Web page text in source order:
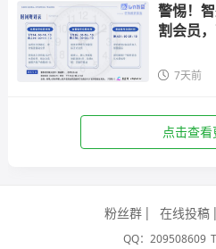
警惕！
割会员
7天前
点击查看
粉丝群 在线投稿
QQ：209508609